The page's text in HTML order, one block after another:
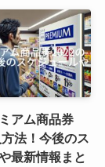
アム商品券
法！今後のス
最新情報まと